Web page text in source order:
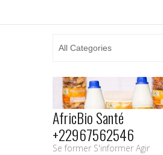
AfricBio Santé
+22967562546
Se former S'informer Agir